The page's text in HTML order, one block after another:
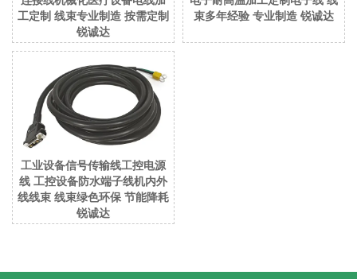
工定制 线束专业制造 按需定制
锐诚达
束多年经验 专业制造 锐诚达
工业设备信号传输线工控电源
线 工控设备防水端子线机内外
线线束 线束绿色环保 节能降耗
锐诚达